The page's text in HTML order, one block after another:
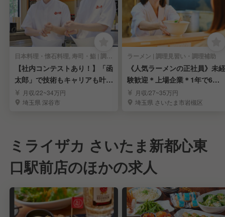
日本料理・懐石料理, 寿司・鮨 | 調理見習い・調理補助
【社内コンテストあり！】「函
太郎」で技術もキャリアも叶え
る！積極募集中！
月収/22~34万円
埼玉県 深谷市
ラーメン | 調理見習い・調理補助
《人気ラーメンの正社員》未経
験歓迎＊上場企業＊1年で6万
円昇給チャンスも！
月収/27~35万円
埼玉県 さいたま市岩槻区
ミライザカ さいたま新都心東
口駅前店のほかの求人